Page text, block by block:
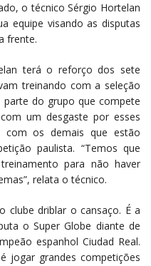
o técnico Sérgio Hortelan
equipe visando as disputas
frente.
terá o reforço dos sete
treinando com a seleção
parte do grupo que compete
um desgaste por esses
com os demais que estão
paulista. “Temos que
para não haver
relata o técnico.
clube driblar o cansaço. É a
o Super Globe diante de
espanhol Ciudad Real.
jogar grandes competições